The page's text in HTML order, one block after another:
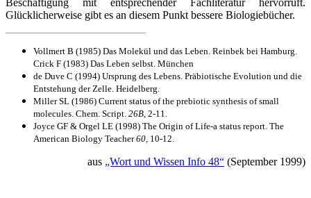
Glücklicherweise gibt es an diesem Punkt bessere Biologiebücher.
Vollmert B (1985) Das Molekül und das Leben. Reinbek bei Hamburg.
Crick F (1983) Das Leben selbst. München
de Duve C (1994) Ursprung des Lebens. Präbiotische Evolution und die
Entstehung der Zelle. Heidelberg.
Miller SL (1986) Current status of the prebiotic synthesis of small
molecules. Chem. Script. 26B , 2-11.
Joyce GF & Orgel LE (1998) The Origin of Life-a status report. The
American Biology Teacher60, 10-12.
aus „Wort und Wissen Info 48“ (September 1999)